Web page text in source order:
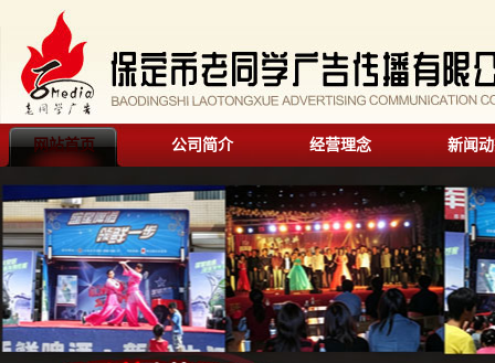
网站首页 公司简介 经营理念 新闻